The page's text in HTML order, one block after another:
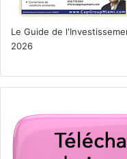
Le Guide de
2026